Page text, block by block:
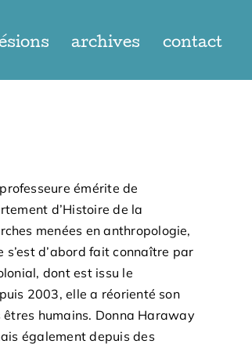
archives contact
émérite de
d’Histoire de la
menées en anthropologie,
d’abord fait connaître par
dont est issu le
2003, elle a réorienté son
humains. Donna Haraway
également depuis des